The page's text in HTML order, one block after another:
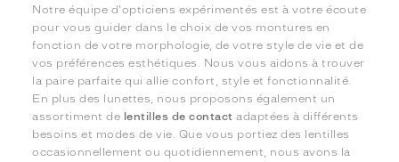
Notre équipe d'opticiens expérimentés est à votre écoute
pour vous guider dans le choix de vos montures en
fonction de votre morphologie, de votre style de vie et de
vos préférences esthétiques. Nous vous aidons à trouver
la paire parfaite qui allie confort, style et fonctionnalité.
En plus des lunettes, nous proposons également un
assortiment de lentilles de contact adaptées à différents
besoins et modes de vie. Que vous portiez des lentilles
occasionnellement ou quotidiennement, nous avons la